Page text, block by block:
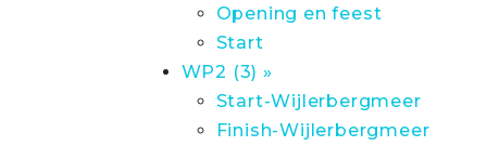
Opening en feest
Start
WP2 (3) »
Start-Wijlerbergmeer
Finish-Wijlerbergmeer